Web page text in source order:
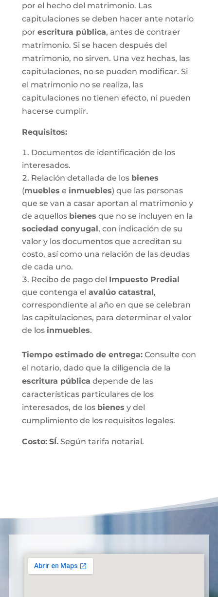
por el hecho del matrimonio. Las
capitulaciones se deben hacer ante notario
por escritura pública, antes de contraer
matrimonio. Si se hacen después del
matrimonio, no sirven. Una vez hechas, las
capitulaciones, no se pueden modificar. Si
el matrimonio no se realiza, las
capitulaciones no tienen efecto, ni pueden
hacerse cumplir.
Requisitos:
Documentos de identificación de los
interesados.
Relación detallada de los bienes
(muebles e inmuebles) que las personas
que se van a casar aportan al matrimonio y
de aquellos bienes que no se incluyen en la
sociedad conyugal, con indicación de su
valor y los documentos que acreditan su
costo, así como una relación de las deudas
de cada uno.
Recibo de pago del Impuesto Predial
que contenga el avalúo catastral,
correspondiente al año en que se celebran
las capitulaciones, para determinar el valor
de los inmuebles.
Tiempo estimado de entrega:Consulte con
el notario, dado que la diligencia de la
escritura pública depende de las
características particulares de los
interesados, de los bienes y del
cumplimiento de los requisitos legales.
Costo: SÍ.Según tarifa notarial.